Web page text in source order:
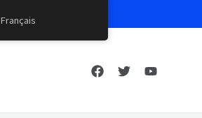
Français